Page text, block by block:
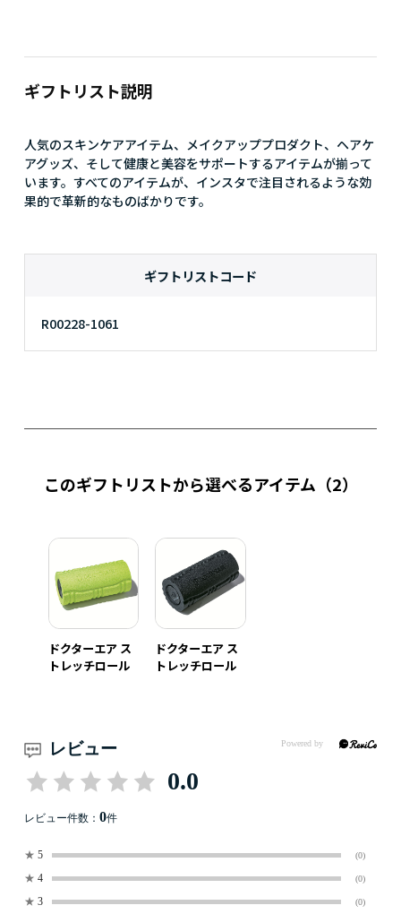
ギフトリスト説明
人気のスキンケアアイテム、メイクアッププロダクト、ヘアケ
アグッズ、そして健康と美容をサポートするアイテムが揃って
います。すべてのアイテムが、インスタで注目されるような効
果的で革新的なものばかりです。
ギフトリストコード
R00228-1061
このギフトリストから選べるアイテム （2）
ドクターエア ス
トレッチロール
ドクターエア ス
トレッチロール
レビュー
0.0
レビュー件数： 0件
★ 5 (0)
★ 4 (0)
★ 3 (0)